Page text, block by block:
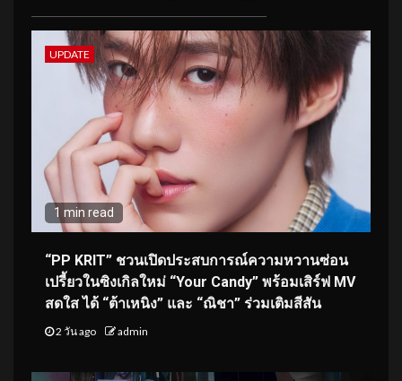
UPDATE
1 min read
“PP KRIT” ชวนเปิดประสบการณ์ความหวานซ่อน
เปรี้ยวในซิงเกิลใหม่ “Your Candy” พร้อมเสิร์ฟ MV
สดใส ได้ “ต้าเหนิง” และ “ณิชา” ร่วมเติมสีสัน
2 วัน ago admin